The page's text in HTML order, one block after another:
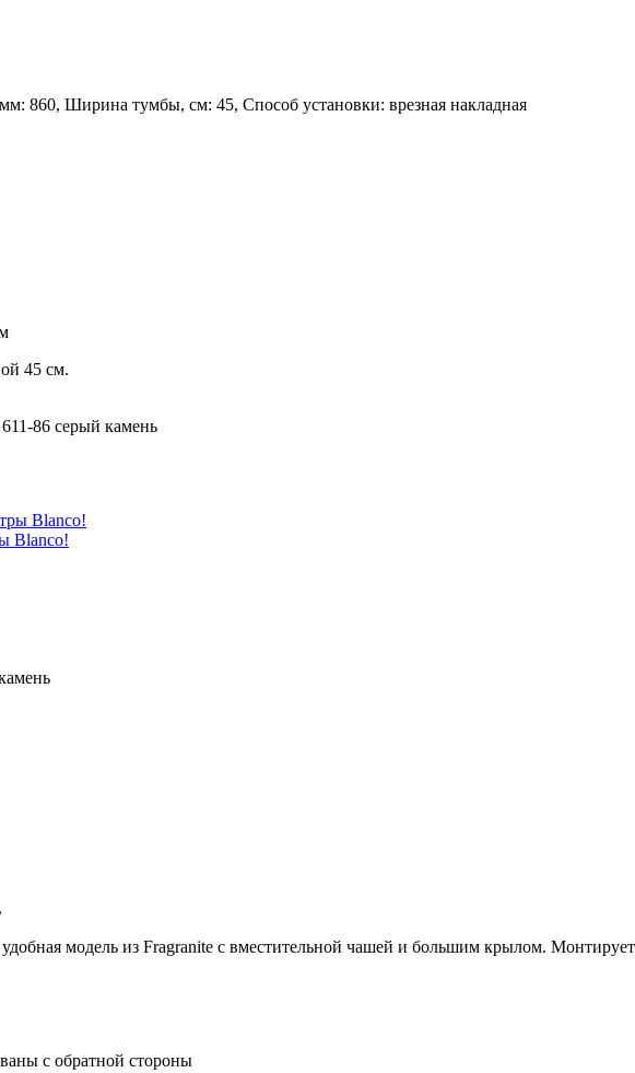
860, Ширина тумбы, см: 45, Способ установки: врезная накладная
45 см.
86 серый камень
Blanco!
модель из Fragranite с вместительной чашей и большим крылом.
с обратной стороны